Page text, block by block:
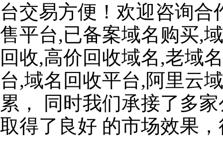
台交易方便！欢迎咨询
售平台,已备案域名购买,
回收,高价回收域名,老域
台,域名回收平台,阿里云
累， 同时我们承接了多
取得了良好 的市场效果